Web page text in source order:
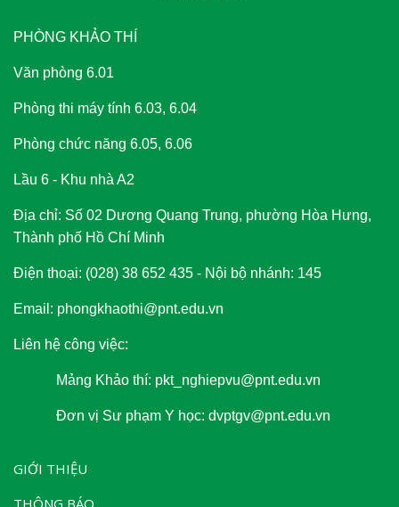
PHÒNG KHẢO THÍ
Văn phòng 6.01
Phòng thi máy tính 6.03, 6.04
Phòng chức năng 6.05, 6.06
Lầu 6 - Khu nhà A2
Địa chỉ: Số 02 Dương Quang Trung, phường Hòa Hưng,
Thành phố Hồ Chí Minh
Điện thoại: (028) 38 652 435 - Nội bộ nhánh: 145
Email: phongkhaothi@pnt.edu.vn
Liên hệ công việc:
Mảng Khảo thí: pkt_nghiepvu@pnt.edu.vn
Đơn vị Sư phạm Y học: dvptgv@pnt.edu.vn
GIỚI THIỆU
THÔNG BÁO